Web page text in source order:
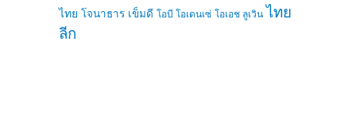
ไทย โจนาธาร เข็มดี โอบี โอเดนเซ่ โอเอช ลูเวิน ไทย
ลีก